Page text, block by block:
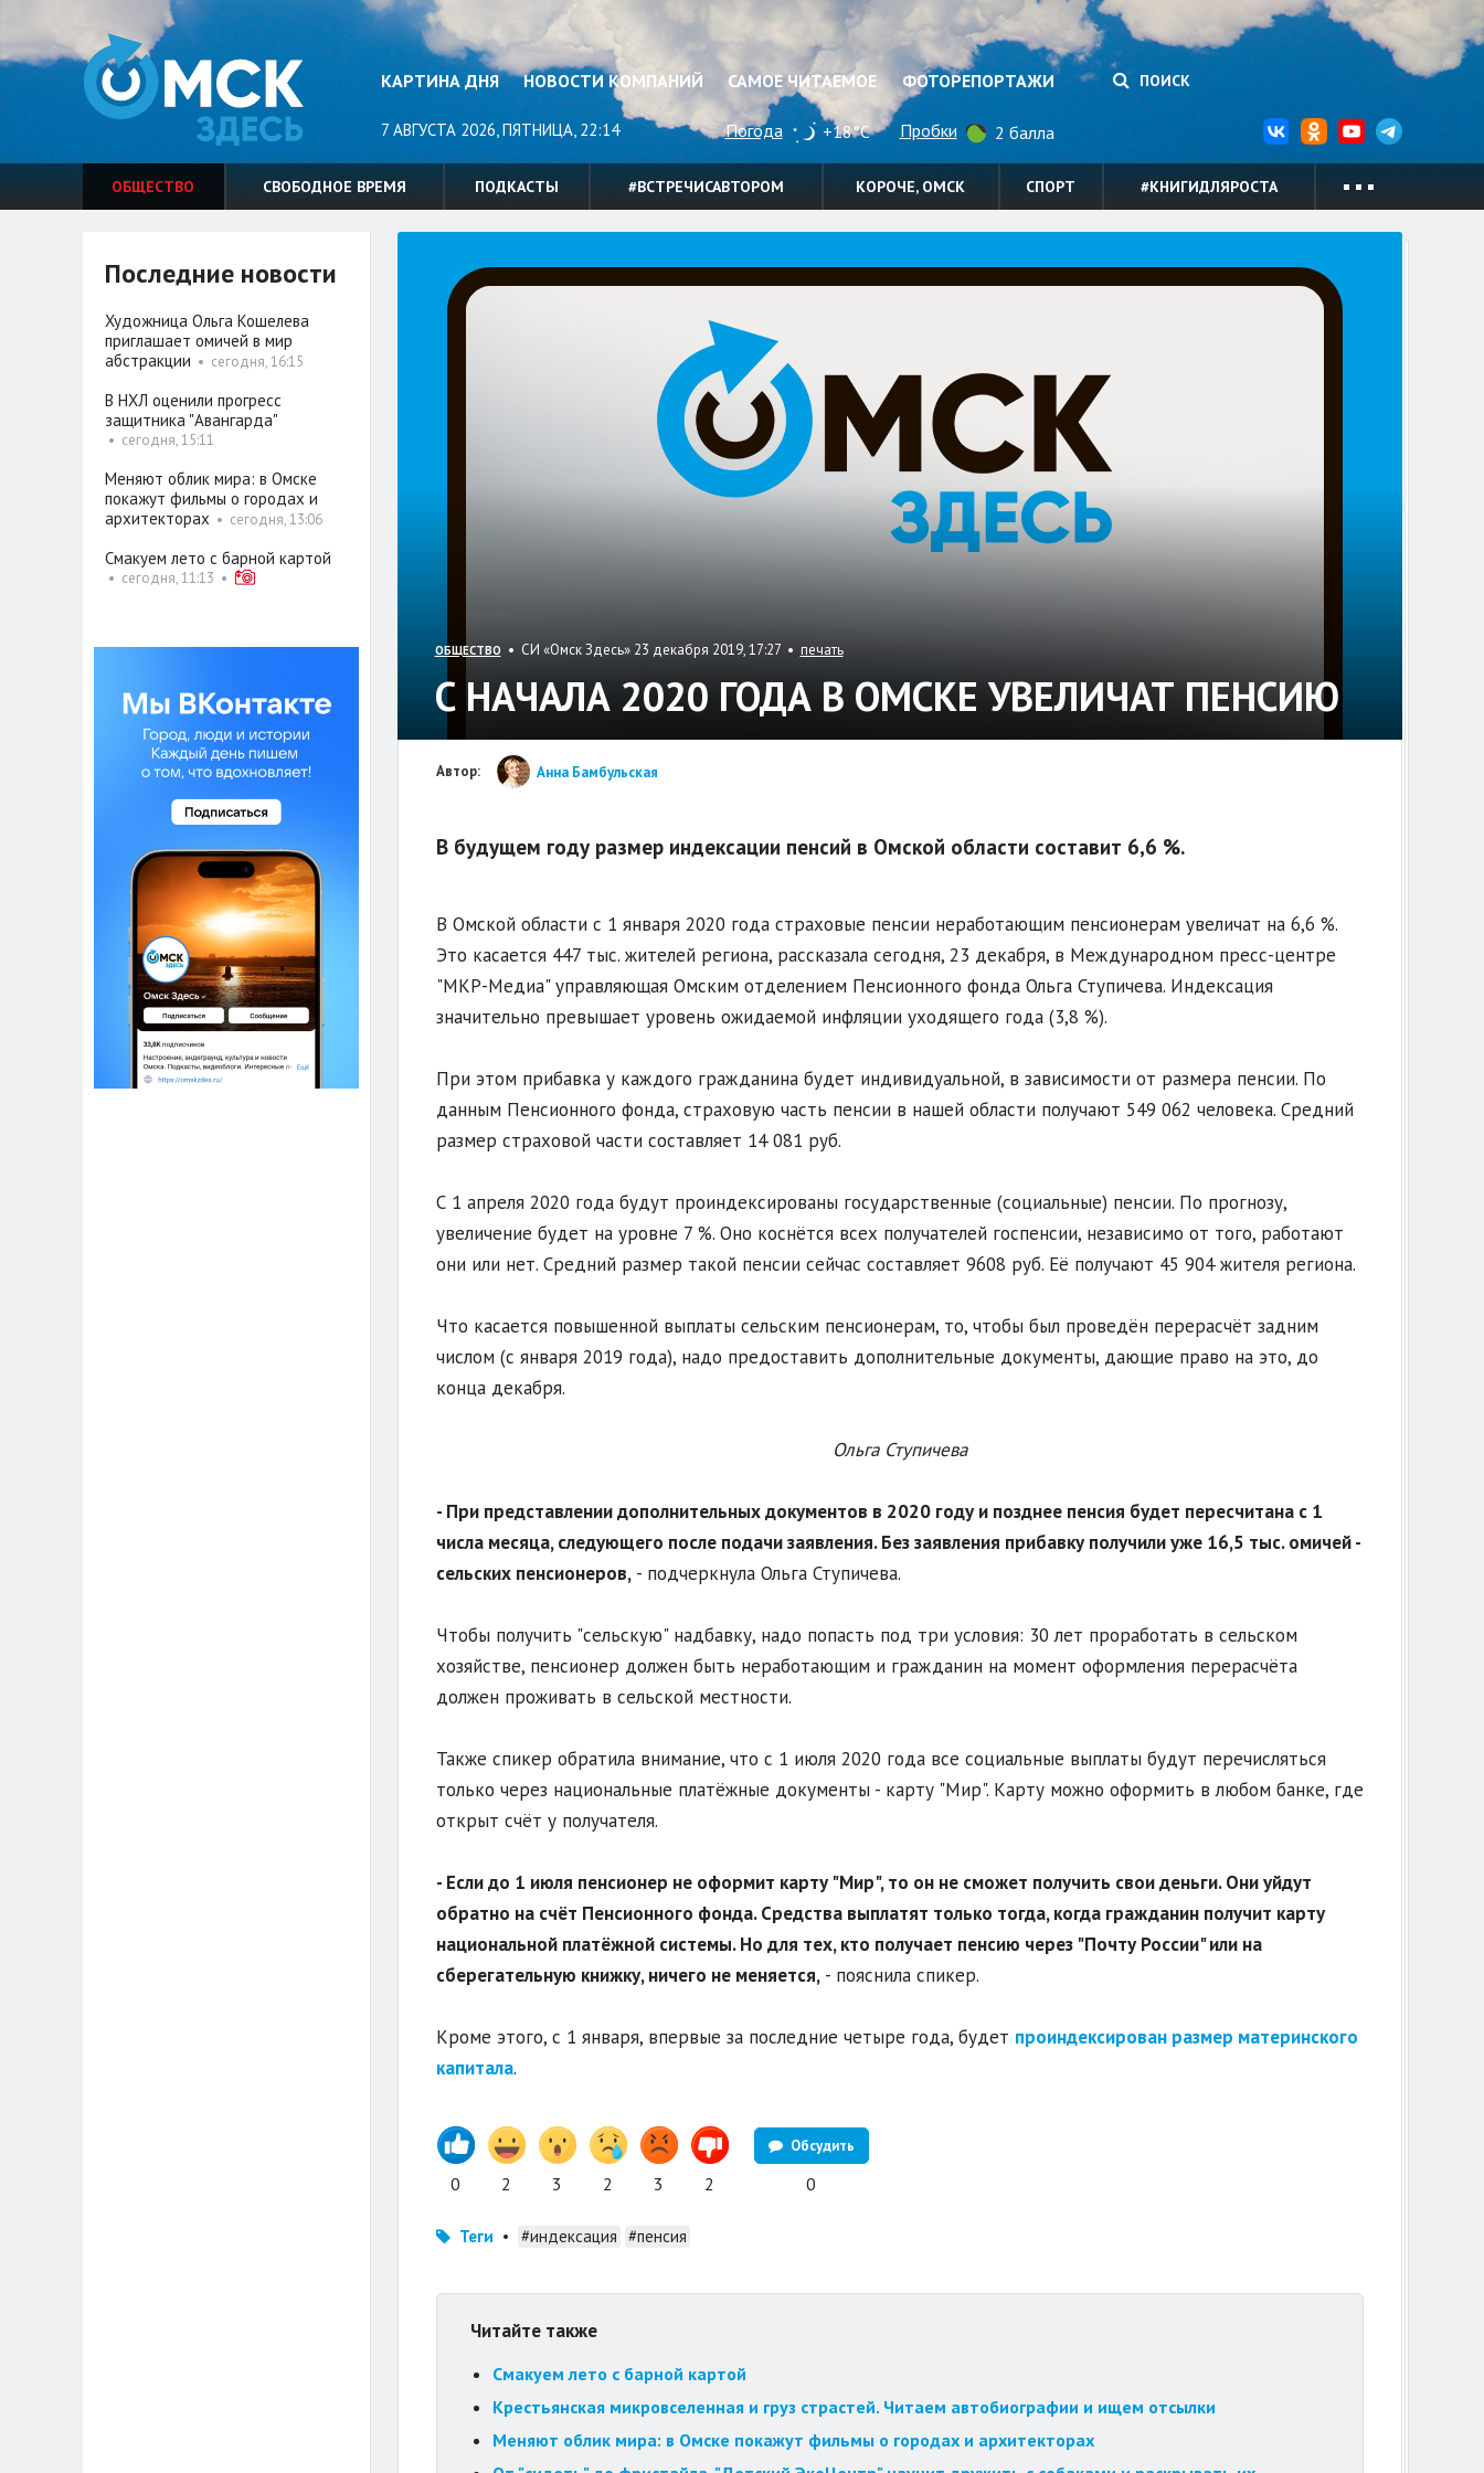
КАРТИНА ДНЯ НОВОСТИ КОМПАНИЙ САМОЕ ЧИТАЕМОЕ ФОТОРЕПОРТАЖИ ПОИСК
7 АВГУСТА 2026, ПЯТНИЦА, 22:14 Погода +18°C Пробки 2 балла
ОБЩЕСТВО СВОБОДНОЕ ВРЕМЯ ПОДКАСТЫ #ВСТРЕЧИСАВТОРОМ КОРОЧЕ, ОМСК СПОРТ #КНИГИДЛЯРОСТА
ОБЩЕСТВО • СИ «Омск Здесь» 23 декабря 2019, 17:27 • печать
С НАЧАЛА 2020 ГОДА В ОМСКЕ УВЕЛИЧАТ ПЕНСИЮ
Автор: Анна Бамбульская
В будущем году размер индексации пенсий в Омской области составит 6,6 %.
В Омской области с 1 января 2020 года страховые пенсии неработающим пенсионерам увеличат на 6,6 %.
Это касается 447 тыс. жителей региона, рассказала сегодня, 23 декабря, в Международном пресс-центре
"МКР-Медиа" управляющая Омским отделением Пенсионного фонда Ольга Ступичева. Индексация
значительно превышает уровень ожидаемой инфляции уходящего года (3,8 %).
При этом прибавка у каждого гражданина будет индивидуальной, в зависимости от размера пенсии. По
данным Пенсионного фонда, страховую часть пенсии в нашей области получают 549 062 человека. Средний
размер страховой части составляет 14 081 руб.
С 1 апреля 2020 года будут проиндексированы государственные (социальные) пенсии. По прогнозу,
увеличение будет на уровне 7 %. Оно коснётся всех получателей госпенсии, независимо от того, работают
они или нет. Средний размер такой пенсии сейчас составляет 9608 руб. Её получают 45 904 жителя региона.
Что касается повышенной выплаты сельским пенсионерам, то, чтобы был проведён перерасчёт задним
числом (с января 2019 года), надо предоставить дополнительные документы, дающие право на это, до
конца декабря.
Ольга Ступичева
- При представлении дополнительных документов в 2020 году и позднее пенсия будет пересчитана с 1
числа месяца, следующего после подачи заявления. Без заявления прибавку получили уже 16,5 тыс. омичей -
сельских пенсионеров,- подчеркнула Ольга Ступичева.
Чтобы получить "сельскую" надбавку, надо попасть под три условия: 30 лет проработать в сельском
хозяйстве, пенсионер должен быть неработающим и гражданин на момент оформления перерасчёта
должен проживать в сельской местности.
Также спикер обратила внимание, что с 1 июля 2020 года все социальные выплаты будут перечисляться
только через национальные платёжные документы - карту "Мир". Карту можно оформить в любом банке, где
открыт счёт у получателя.
- Если до 1 июля пенсионер не оформит карту "Мир", то он не сможет получить свои деньги. Они уйдут
обратно на счёт Пенсионного фонда. Средства выплатят только тогда, когда гражданин получит карту
национальной платёжной системы. Но для тех, кто получает пенсию через "Почту России" или на
сберегательную книжку, ничего не меняется,- пояснила спикер.
Кроме этого, с 1 января, впервые за последние четыре года, будет проиндексирован размер материнского
капитала.
0 2 3 2 3 2
Обсудить
0
Теги • #индексация #пенсия
Читайте также
Смакуем лето с барной картой
Крестьянская микровселенная и груз страстей. Читаем автобиографии и ищем отсылки
Меняют облик мира: в Омске покажут фильмы о городах и архитекторах
Последние новости
Художница Ольга Кошелева
приглашает омичей в мир
абстракции • сегодня, 16:15
В НХЛ оценили прогресс
защитника "Авангарда"
• сегодня, 15:11
Меняют облик мира: в Омске
покажут фильмы о городах и
архитекторах • сегодня, 13:06
Смакуем лето с барной картой
• сегодня, 11:13 •